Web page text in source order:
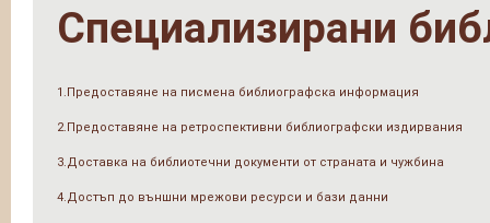
Специализирани
1.Предоставяне на писмена библиографска информация
2.Предоставяне на ретроспективни библиографски издирвания
3.Доставка на библиотечни документи от страната и чужбина
4.Достъп до външни мрежови ресурси и бази данни